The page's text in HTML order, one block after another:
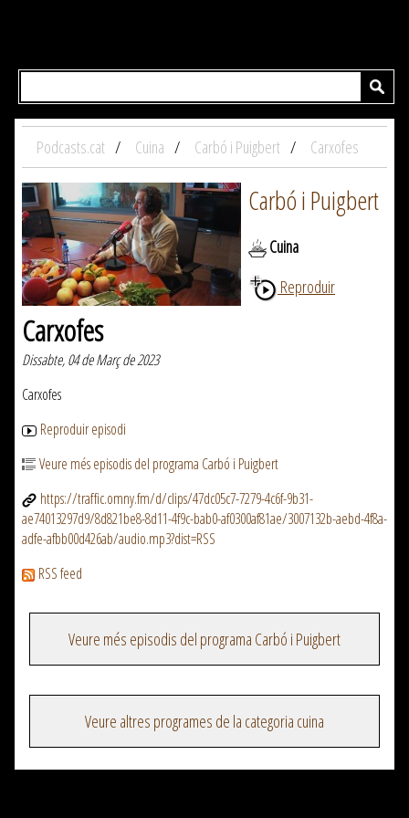
Podcasts.cat Cuina Carbó i Puigbert Carxofes
Carbó i Puigbert
Cuina
Reproduir
Carxofes
Dissabte, 04 de Març de 2023
Carxofes
Reproduir episodi
Veure més episodis del programa Carbó i Puigbert
https://traffic.omny.fm/d/clips/47dc05c7-7279-4c6f-9b31-
ae74013297d9/8d821be8-8d11-4f9c-bab0-af0300af81ae/3007132b-aebd-4f8a-
adfe-afbb00d426ab/audio.mp3?dist=RSS
RSS feed
Veure més episodis del programa Carbó i Puigbert
Veure altres programes de la categoria cuina